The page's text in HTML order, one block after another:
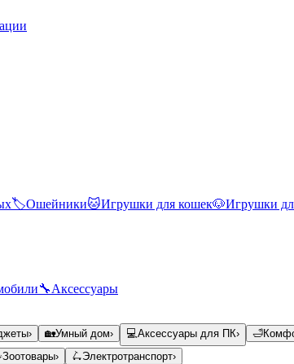
🏷️Ошейники🐱Игрушки для кошек🐶Игрушки
🔧Аксессуары
› 🏡Умный дом› 💻Аксессуары для ПК› 🛁
Зоотовары› 🛴Электротранспорт›